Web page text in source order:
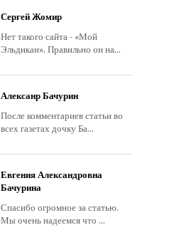
Сергей Жомир
Нет такого сайта - «Мой
Эльдикан». Правильно он на...
Алексанр Бачурин
После комментариев статьи во
всех газетах дочку Ба...
Евгения Александровна
Бачурина
Спасибо огромное за статью.
Мы очень надеемся что ...